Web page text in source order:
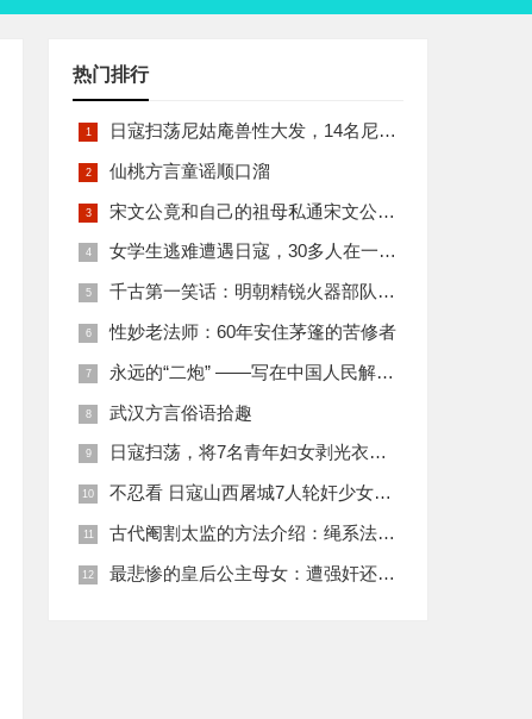
热门排行
日寇扫荡尼姑庵兽性大发，14名尼姑遭玷污后集体自焚
仙桃方言童谣顺口溜
宋文公竟和自己的祖母私通宋文公是如何死的
女学生逃难遭遇日寇，30多人在一所小校里被集体奸淫
千古第一笑话：明朝精锐火器部队亡于一只'鸡'
性妙老法师：60年安住茅篷的苦修者
永远的“二炮” ——写在中国人民解放军火箭军组建之际
武汉方言俗语拾趣
日寇扫荡，将7名青年妇女剥光衣裤在庙前糟蹋
不忍看 日寇山西屠城7人轮奸少女后揪双腿活活分尸
古代阉割太监的方法介绍：绳系法与揉捏法
最悲惨的皇后公主母女：遭强奸还被卖为奴